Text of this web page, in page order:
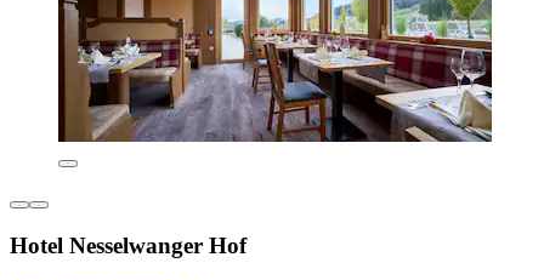
Hotel Nesselwanger Hof